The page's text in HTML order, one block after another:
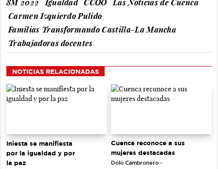
8M 2022
Igualdad CCOO
Las Noticias de Cuenca
Carmen Izquierdo Pulido
Familias Transformando Castilla-La Mancha
Trabajadoras docentes
NOTICIAS RELACIONADAS
Iniesta se manifiesta
por la igualdad y por
la paz
Cuenca reconoce a sus
mujeres destacadas
Dolo Cambronero -